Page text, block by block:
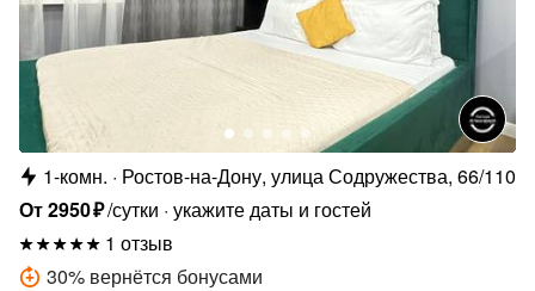
1-комн.
Ростов-на-Дону, улица Содружества, 66/110
От2950₽/сутки укажите даты и гостей
1 отзыв
30% вернётся бонусами